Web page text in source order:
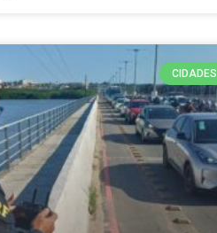
CIDADES